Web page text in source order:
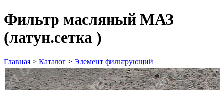
Фильтр масляный МАЗ
(латун.сетка )
Главная > Каталог > Элемент фильтрующий